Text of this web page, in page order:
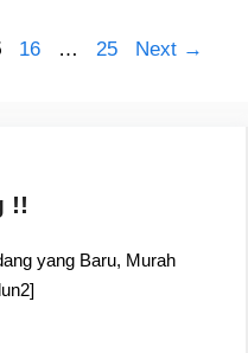
Page
16 … Page
25 Next →
!!
yang Baru, Murah